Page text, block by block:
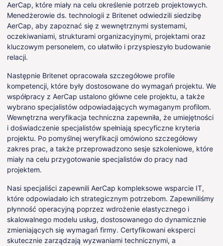
AerCap, które miały na celu określenie potrzeb projektowych.
Menedżerowie ds. technologii z Britenet odwiedzili siedzibę
AerCap, aby zapoznać się z wewnętrznymi systemami,
oczekiwaniami, strukturami organizacyjnymi, projektami oraz
kluczowym personelem, co ułatwiło i przyspieszyło budowanie
relacji.
Następnie Britenet opracowała szczegółowe profile
kompetencji, które były dostosowane do wymagań projektu. We
współpracy z AerCap ustalono główne cele projektu, a także
wybrano specjalistów odpowiadających wymaganym profilom.
Wewnętrzna weryfikacja techniczna zapewniła, że umiejętności
i doświadczenie specjalistów spełniają specyficzne kryteria
projektu. Po pomyślnej weryfikacji omówiono szczegółowy
zakres prac, a także przeprowadzono sesje szkoleniowe, które
miały na celu przygotowanie specjalistów do pracy nad
projektem.
Nasi specjaliści zapewnili AerCap kompleksowe wsparcie IT,
które odpowiadało ich strategicznym potrzebom. Zapewniliśmy
płynność operacyjną poprzez wdrożenie elastycznego i
skalowalnego modelu usług, dostosowanego do dynamicznie
zmieniających się wymagań firmy. Certyfikowani eksperci
skutecznie zarządzają wyzwaniami technicznymi, a